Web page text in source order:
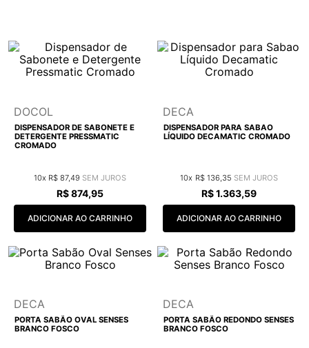
DOCOL
DISPENSADOR DE SABONETE E
DETERGENTE PRESSMATIC
CROMADO
10 R$ 87,49
R$874,95
ADICIONAR AO CARRINHO
DECA
DISPENSADOR PARA SABAO
LÍQUIDO DECAMATIC CROMADO
10 R$ 136 35
R$1.363,59
ADICIONAR AO CARRINHO
DECA
PORTA SABÃO OVAL SENSES
BRANCO FOSCO
DECA
PORTA SABÃO REDONDO SENSES
BRANCO FOSCO
grafite escovado